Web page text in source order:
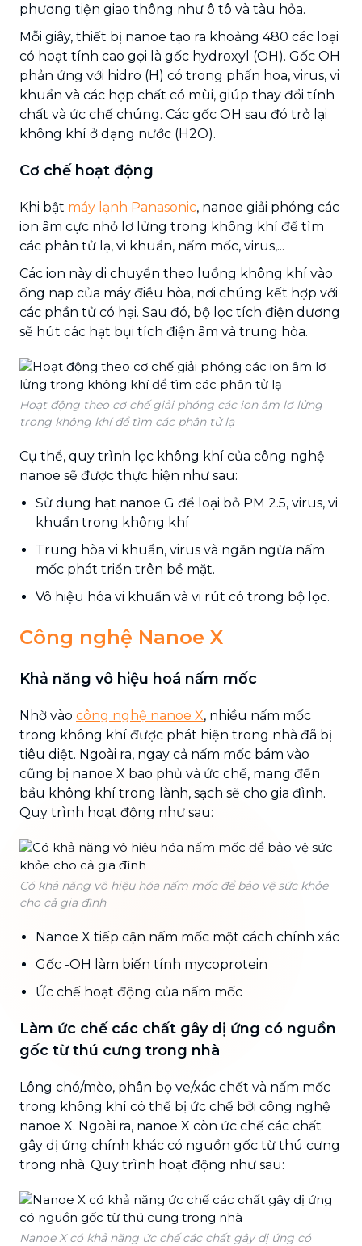
phương tiện giao thông như ô tô và tàu hỏa.
Mỗi giây, thiết bị nanoe tạo ra khoảng 480 các loại
có hoạt tính cao gọi là gốc hydroxyl (OH). Gốc OH
phản ứng với hidro (H) có trong phấn hoa, virus, vi
khuẩn và các hợp chất có mùi, giúp thay đổi tính
chất và ức chế chúng. Các gốc OH sau đó trở lại
không khí ở dạng nước (H2O).
Cơ chế hoạt động
Khi bật máy lạnh Panasonic, nanoe giải phóng các
ion âm cực nhỏ lơ lửng trong không khí để tìm
các phân tử lạ, vi khuẩn, nấm mốc, virus,...
Các ion này di chuyển theo luồng không khí vào
ống nạp của máy điều hòa, nơi chúng kết hợp với
các phần tử có hại. Sau đó, bộ lọc tích điện dương
sẽ hút các hạt bụi tích điện âm và trung hòa.
Hoạt động theo cơ chế giải phóng các ion âm lơ lửng
trong không khí để tìm các phân tử lạ
Cụ thể, quy trình lọc không khí của công nghệ
nanoe sẽ được thực hiện như sau:
Sử dụng hạt nanoe G để loại bỏ PM 2.5, virus, vi
khuẩn trong không khí
Trung hòa vi khuẩn, virus và ngăn ngừa nấm
mốc phát triển trên bề mặt.
Vô hiệu hóa vi khuẩn và vi rút có trong bộ lọc.
Công nghệ Nanoe X
Khả năng vô hiệu hoá nấm mốc
Nhờ vào công nghệ nanoe X, nhiều nấm mốc
trong không khí được phát hiện trong nhà đã bị
tiêu diệt. Ngoài ra, ngay cả nấm mốc bám vào
cũng bị nanoe X bao phủ và ức chế, mang đến
bầu không khí trong lành, sạch sẽ cho gia đình.
Quy trình hoạt động như sau:
Có khả năng vô hiệu hóa nấm mốc để bảo vệ sức khỏe
cho cả gia đình
Nanoe X tiếp cận nấm mốc một cách chính xác
Gốc -OH làm biến tính mycoprotein
Ức chế hoạt động của nấm mốc
Làm ức chế các chất gây dị ứng có nguồn
gốc từ thú cưng trong nhà
Lông chó/mèo, phân bọ ve/xác chết và nấm mốc
trong không khí có thể bị ức chế bởi công nghệ
nanoe X. Ngoài ra, nanoe X còn ức chế các chất
gây dị ứng chính khác có nguồn gốc từ thú cưng
trong nhà. Quy trình hoạt động như sau:
Nanoe X có khả năng ức chế các chất gây dị ứng có